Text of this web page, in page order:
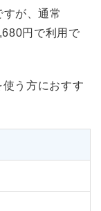
が、通常
円で利用で
う方におすす